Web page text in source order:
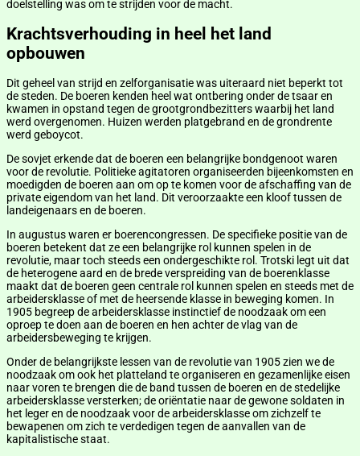
doelstelling was om te strijden voor de macht.
Krachtsverhouding in heel het land
opbouwen
Dit geheel van strijd en zelforganisatie was uiteraard niet beperkt tot
de steden. De boeren kenden heel wat ontbering onder de tsaar en
kwamen in opstand tegen de grootgrondbezitters waarbij het land
werd overgenomen. Huizen werden platgebrand en de grondrente
werd geboycot.
De sovjet erkende dat de boeren een belangrijke bondgenoot waren
voor de revolutie. Politieke agitatoren organiseerden bijeenkomsten en
moedigden de boeren aan om op te komen voor de afschaffing van de
private eigendom van het land. Dit veroorzaakte een kloof tussen de
landeigenaars en de boeren.
In augustus waren er boerencongressen. De specifieke positie van de
boeren betekent dat ze een belangrijke rol kunnen spelen in de
revolutie, maar toch steeds een ondergeschikte rol. Trotski legt uit dat
de heterogene aard en de brede verspreiding van de boerenklasse
maakt dat de boeren geen centrale rol kunnen spelen en steeds met de
arbeidersklasse of met de heersende klasse in beweging komen. In
1905 begreep de arbeidersklasse instinctief de noodzaak om een
oproep te doen aan de boeren en hen achter de vlag van de
arbeidersbeweging te krijgen.
Onder de belangrijkste lessen van de revolutie van 1905 zien we de
noodzaak om ook het platteland te organiseren en gezamenlijke eisen
naar voren te brengen die de band tussen de boeren en de stedelijke
arbeidersklasse versterken; de oriëntatie naar de gewone soldaten in
het leger en de noodzaak voor de arbeidersklasse om zichzelf te
bewapenen om zich te verdedigen tegen de aanvallen van de
kapitalistische staat.